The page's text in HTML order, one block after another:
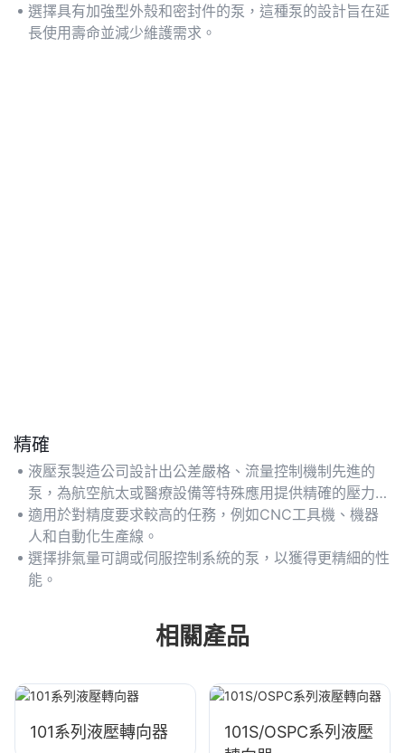
選擇具有加強型外殼和密封件的泵，這種泵的設計旨在延
長使用壽命並減少維護需求。
精確
液壓泵製造公司設計出公差嚴格、流量控制機制先進的
泵，為航空航太或醫療設備等特殊應用提供精確的壓力和
流量。
適用於對精度要求較高的任務，例如CNC工具機、機器
人和自動化生產線。
選擇排氣量可調或伺服控制系統的泵，以獲得更精細的性
能。
相關產品
101系列液壓轉向器
101S/OSPC系列液壓